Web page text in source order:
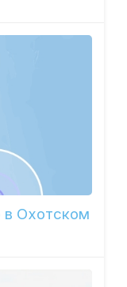
в Охотском